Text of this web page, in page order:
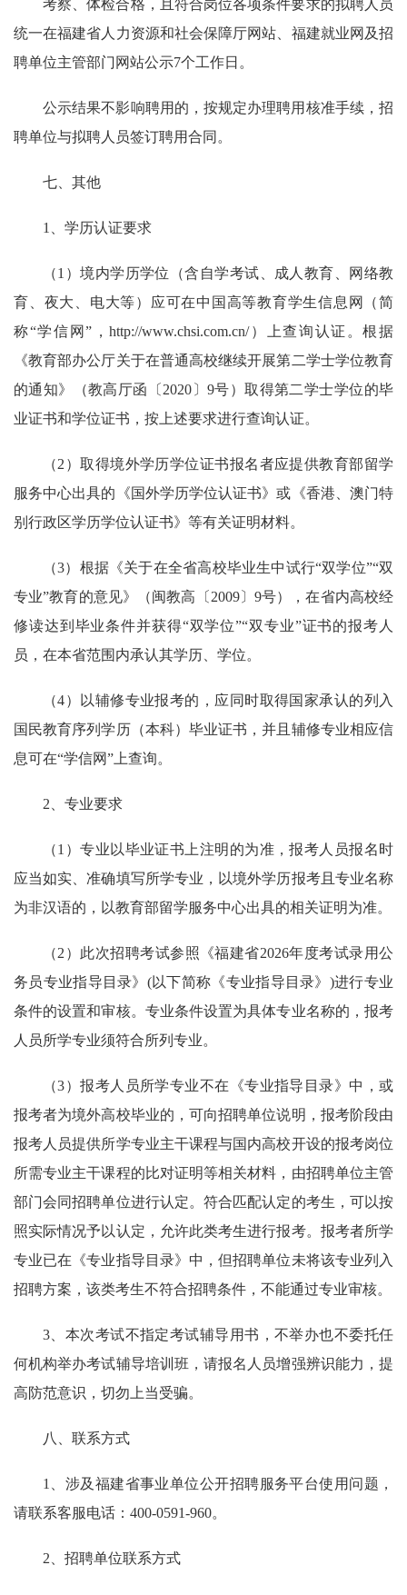
考察、体检合格，且符合岗位各项条件要求的拟聘人员
统一在福建省人力资源和社会保障厅网站、福建就业网及招
聘单位主管部门网站公示7个工作日。
公示结果不影响聘用的，按规定办理聘用核准手续，招
聘单位与拟聘人员签订聘用合同。
七、其他
1、学历认证要求
（1）境内学历学位（含自学考试、成人教育、网络教
育、夜大、电大等）应可在中国高等教育学生信息网（简
称“学信网”，http://www.chsi.com.cn/）上查询认证。根据
《教育部办公厅关于在普通高校继续开展第二学士学位教育
的通知》（教高厅函〔2020〕9号）取得第二学士学位的毕
业证书和学位证书，按上述要求进行查询认证。
（2）取得境外学历学位证书报名者应提供教育部留学
服务中心出具的《国外学历学位认证书》或《香港、澳门特
别行政区学历学位认证书》等有关证明材料。
（3）根据《关于在全省高校毕业生中试行“双学位”“双
专业”教育的意见》（闽教高〔2009〕9号），在省内高校经
修读达到毕业条件并获得“双学位”“双专业”证书的报考人
员，在本省范围内承认其学历、学位。
（4）以辅修专业报考的，应同时取得国家承认的列入
国民教育序列学历（本科）毕业证书，并且辅修专业相应信
息可在“学信网”上查询。
2、专业要求
（1）专业以毕业证书上注明的为准，报考人员报名时
应当如实、准确填写所学专业，以境外学历报考且专业名称
为非汉语的，以教育部留学服务中心出具的相关证明为准。
（2）此次招聘考试参照《福建省2026年度考试录用公
务员专业指导目录》(以下简称《专业指导目录》)进行专业
条件的设置和审核。专业条件设置为具体专业名称的，报考
人员所学专业须符合所列专业。
（3）报考人员所学专业不在《专业指导目录》中，或
报考者为境外高校毕业的，可向招聘单位说明，报考阶段由
报考人员提供所学专业主干课程与国内高校开设的报考岗位
所需专业主干课程的比对证明等相关材料，由招聘单位主管
部门会同招聘单位进行认定。符合匹配认定的考生，可以按
照实际情况予以认定，允许此类考生进行报考。报考者所学
专业已在《专业指导目录》中，但招聘单位未将该专业列入
招聘方案，该类考生不符合招聘条件，不能通过专业审核。
3、本次考试不指定考试辅导用书，不举办也不委托任
何机构举办考试辅导培训班，请报名人员增强辨识能力，提
高防范意识，切勿上当受骗。
八、联系方式
1、涉及福建省事业单位公开招聘服务平台使用问题，
请联系客服电话：400-0591-960。
2、招聘单位联系方式